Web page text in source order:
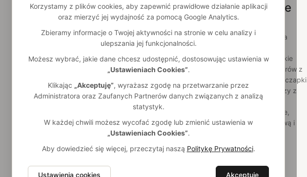
Korzystamy z plików cookies, aby zapewnić prawidłowe działanie aplikacji
oraz mierzyć jej wydajność za pomocą Google Analytics.
Zbieramy informacje o Twojej aktywności na stronie w celu analizy i
ulepszania jej funkcjonalności.
Możesz wybrać, jakie dane chcesz udostępnić, dostosowując ustawienia w
„Ustawieniach Cookies”.
Klikając „Akceptuję”, wyrażasz zgodę na przetwarzanie przez
Administratora oraz Zaufanych Partnerów danych związanych z analizą
statystyk.
W każdej chwili możesz wycofać zgodę lub zmienić ustawienia w
„Ustawieniach Cookies”.
Aby dowiedzieć się więcej, przeczytaj naszą Politykę Prywatności.
Ustawienia cookies Akceptuję
Polskie ubrania - wełna – polskie marki odzieżowe
polskich marek w katalogu
Szukasz najwyższej jakości wełnianej odzieży od najlepszych polskich marek, która
zapewni Ci niezrównane ciepło, komfort i elegancję w chłodne dni? Odkryj odzież
wełnianą szytą w Polsce, zaprojektowaną dla kobiet, mężczyzn i dzieci. Fajne polskie
marki, tanie polskie marki i marki premium oferują wszystko – od luksusowych swetrów z
wełny merynosowej, alpaki i kaszmiru, po ciepłe płaszcze, otulające szaliki, modne czapki
i miękkie skarpety. Polska moda wełniana to odzież od polskich producentów, którzy z
pasją tworzą ubrania z dbałością o detale, gwarantując oddychalność, trwałość i
przyjemność noszenia. Idealnie sprawdzi się jesienią i zimą, oferując zarówno grube,
otulające fasony, jak i lekkie, eleganckie modele. Postaw na polską markę odzieżową i
wybierz wełniane kreacje, które zapewnią Ci komfort i styl na lata, wspierając
jednocześnie kreatywność polskich rzemieślników.
Znajdź markę dla siebie